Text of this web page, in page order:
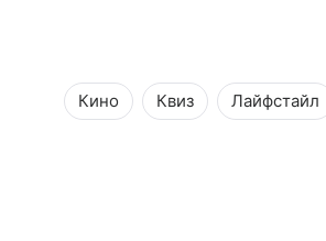
Кино Квиз Лайфстайл